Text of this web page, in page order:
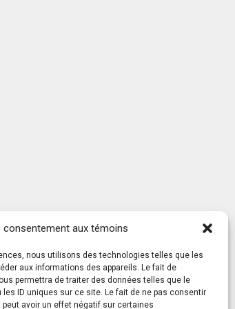
consentement aux témoins
nous utilisons des technologies telles que les
aux informations des appareils. Le fait de
permettra de traiter des données telles que le
ID uniques sur ce site. Le fait de ne pas consentir
avoir un effet négatif sur certaines